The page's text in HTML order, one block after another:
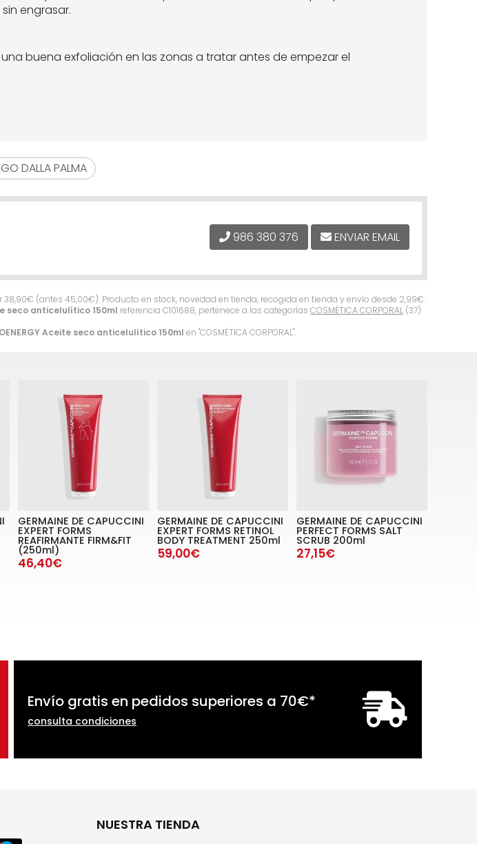
38,90€ (antes 45,00€). Producto en stock, novedad en tienda, recogida en tienda y envío desde 2,99€.
seco anticelulítico 150ml referencia C101688, pertenece a las categorías COSMÈTICA CORPORAL (37)
Aceite seco anticelulítico 150ml en "COSMÈTICA CORPORAL".
engrasar.
buena exfoliación en las zonas a tratar antes de empezar el
DALLA PALMA
986 380 376 ENVIAR EMAIL
GERMAINE DE CAPUCCINI
EXPERT FORMS
REAFIRMANTE FIRM&FIT
(250ml)
46,40€
GERMAINE DE CAPUCCINI
EXPERT FORMS RETINOL
BODY TREATMENT 250ml
59,00€
GERMAINE DE CAPUCCINI
PERFECT FORMS SALT
SCRUB 200ml
27,15€
Envío gratis en pedidos superiores a 70€*
consulta condiciones
NUESTRA TIENDA